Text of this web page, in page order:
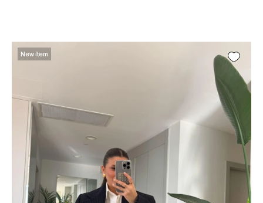
New Item